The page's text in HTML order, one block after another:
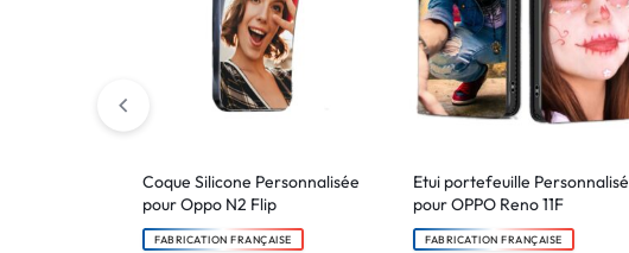
Coque Silicone Personnalisée
pour Oppo N2 Flip
FABRICATION FRANÇAISE
Etui portefeuille Personnalisé
pour OPPO Reno 11F
FABRICATION FRANÇAISE